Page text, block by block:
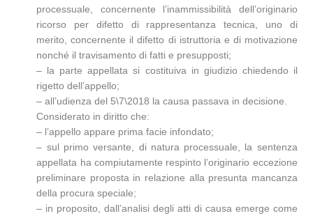
processuale, concernente l’inammissibilità dell’originario
ricorso per difetto di rappresentanza tecnica, uno di
merito, concernente il difetto di istruttoria e di motivazione
nonché il travisamento di fatti e presupposti;
– la parte appellata si costituiva in giudizio chiedendo il
rigetto dell’appello;
– all’udienza del 5\7\2018 la causa passava in decisione.
Considerato in diritto che:
– l’appello appare prima facie infondato;
– sul primo versante, di natura processuale, la sentenza
appellata ha compiutamente respinto l’originario eccezione
preliminare proposta in relazione alla presunta mancanza
della procura speciale;
– in proposito, dall’analisi degli atti di causa emerge come